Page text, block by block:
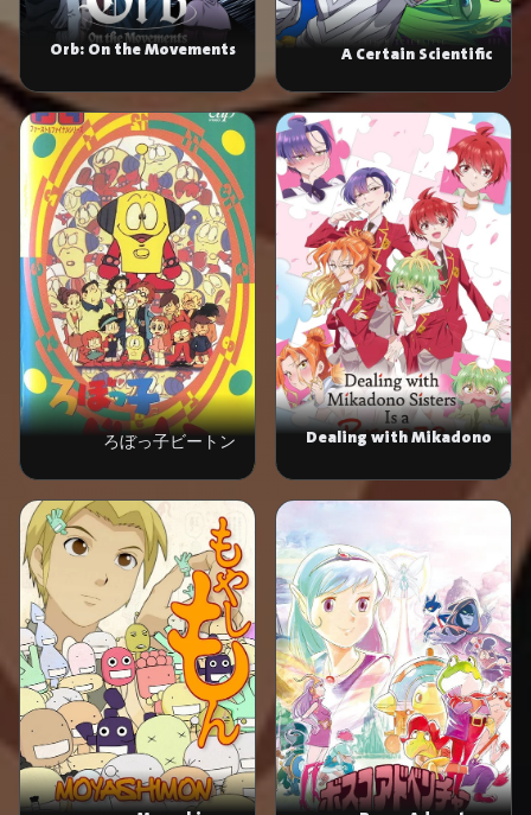
A Certain Scientific
Orb: On the Movements
Dealing with Mikadono
ろぼっ子ビートン